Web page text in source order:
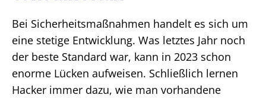
Bei Sicherheitsmaßnahmen handelt es sich um
eine stetige Entwicklung. Was letztes Jahr noch
der beste Standard war, kann in 2023 schon
enorme Lücken aufweisen. Schließlich lernen
Hacker immer dazu, wie man vorhandene